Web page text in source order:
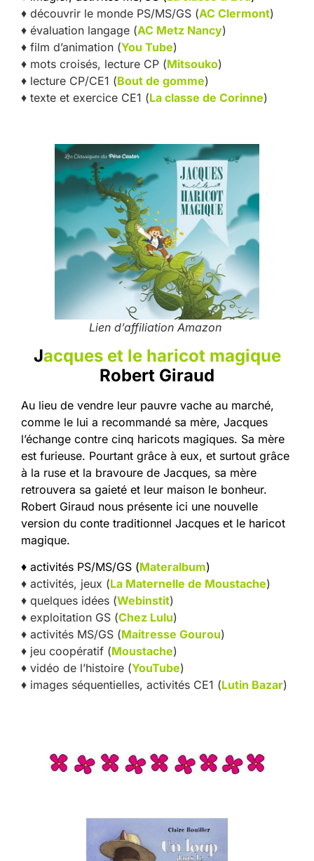
♦ découvrir le monde PS/MS/GS (AC Clermont)
♦ évaluation langage (AC Metz Nancy)
♦ film d’animation (You Tube)
♦ mots croisés, lecture CP (Mitsouko)
♦ lecture CP/CE1 (Bout de gomme)
♦ texte et exercice CE1 (La classe de Corinne)
Lien d’affiliation Amazon
Jacques et le haricot magique
Robert Giraud
Au lieu de vendre leur pauvre vache au marché,
comme le lui a recommandé sa mère, Jacques
l’échange contre cinq haricots magiques. Sa mère
est furieuse. Pourtant grâce à eux, et surtout grâce
à la ruse et la bravoure de Jacques, sa mère
retrouvera sa gaieté et leur maison le bonheur.
Robert Giraud nous présente ici une nouvelle
version du conte traditionnel Jacques et le haricot
magique.
♦ activités PS/MS/GS (Materalbum)
♦ activités, jeux (La Maternelle de Moustache)
♦ quelques idées (Webinstit)
♦ exploitation GS (Chez Lulu)
♦ activités MS/GS (Maitresse Gourou)
♦ jeu coopératif (Moustache)
♦ vidéo de l’histoire (YouTube)
♦ images séquentielles, activités CE1 (Lutin Bazar)